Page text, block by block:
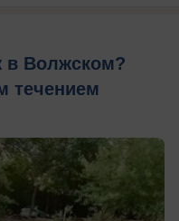
в Волжском?
течением